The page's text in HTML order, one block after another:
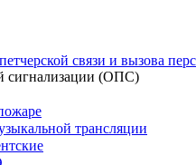
связи и вызова
сигнализации (ОПС)
трансляции